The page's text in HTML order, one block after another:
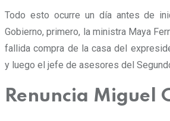
Todo esto ocurre un día antes de
Gobierno, primero, la ministra Maya
fallida compra de la casa del
y luego el jefe de asesores del
Renuncia Miguel